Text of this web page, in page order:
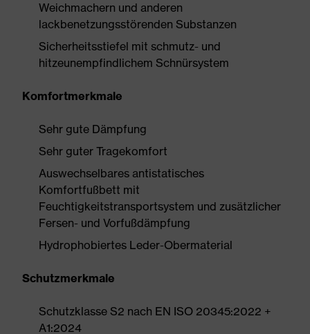
Weichmachern und anderen
lackbenetzungsstörenden Substanzen
Sicherheitsstiefel mit schmutz- und
hitzeunempfindlichem Schnürsystem
Komfortmerkmale
Sehr gute Dämpfung
Sehr guter Tragekomfort
Auswechselbares antistatisches
Komfortfußbett mit
Feuchtigkeitstransportsystem und zusätzlicher
Fersen- und Vorfußdämpfung
Hydrophobiertes Leder-Obermaterial
Schutzmerkmale
Schutzklasse S2 nach EN ISO 20345:2022 +
A1:2024